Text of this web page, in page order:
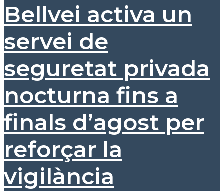
Bellvei activa un
servei de
seguretat privada
nocturna fins a
finals d’agost per
reforçar la
vigilància